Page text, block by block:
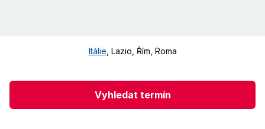
Itálie Lazio, Řím Roma
Vyhledat termín